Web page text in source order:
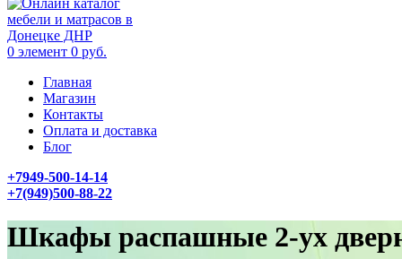
0 элемент 0 руб.
Главная
Магазин
Контакты
Оплата и доставка
Блог
+7949-500-14-14
+7(949)500-88-22
Шкафы распашные 2-ух